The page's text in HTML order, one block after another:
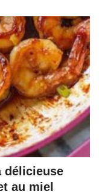
délicieuse
au miel